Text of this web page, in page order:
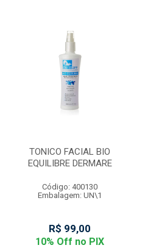
TONICO FACIAL BIO
EQUILIBRE DERMARE
Código: 400130
Embalagem: UN\1
R$ 99,00
10% Off no PIX